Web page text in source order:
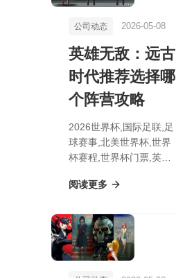
公司动态 2026-05-08
英雄无敌：远古
时代推荐选择哪
个阵营攻略
2026世界杯,国际足联,足
球赛事,北美世界杯,世界
杯赛程,世界杯门票,英雄
哪个阵营攻略
阅读更多